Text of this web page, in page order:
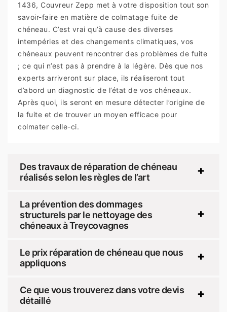
1436, Couvreur Zepp met à votre disposition tout son
savoir-faire en matière de colmatage fuite de
chéneau. C’est vrai qu’à cause des diverses
intempéries et des changements climatiques, vos
chéneaux peuvent rencontrer des problèmes de fuite
; ce qui n’est pas à prendre à la légère. Dès que nos
experts arriveront sur place, ils réaliseront tout
d’abord un diagnostic de l’état de vos chéneaux.
Après quoi, ils seront en mesure détecter l’origine de
la fuite et de trouver un moyen efficace pour
colmater celle-ci.
Des travaux de réparation de chéneau
réalisés selon les règles de l’art
La prévention des dommages
structurels par le nettoyage des
chéneaux à Treycovagnes
Le prix réparation de chéneau que nous
appliquons
Ce que vous trouverez dans votre devis
détaillé